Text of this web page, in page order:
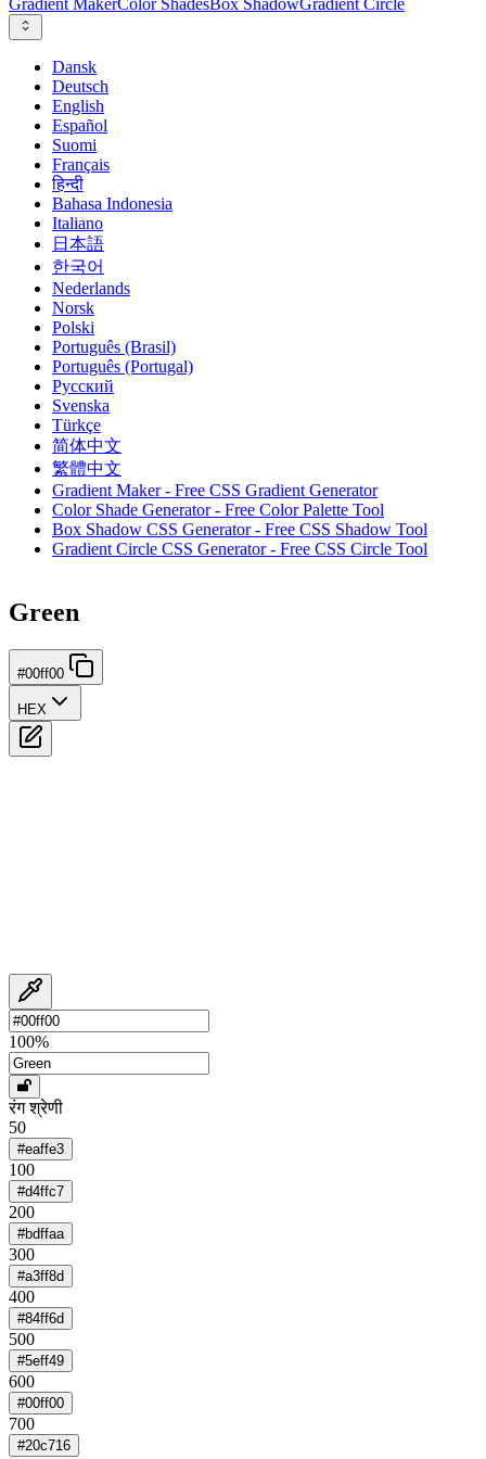
Gradient MakerColor ShadesBox ShadowGradient Circle
Dansk
Deutsch
English
Español
Suomi
Français
हिन्दी
Bahasa Indonesia
Italiano
日本語
한국어
Nederlands
Norsk
Polski
Português (Brasil)
Português (Portugal)
Русский
Svenska
Türkçe
简体中文
繁體中文
Gradient Maker - Free CSS Gradient Generator
Color Shade Generator - Free Color Palette Tool
Box Shadow CSS Generator - Free CSS Shadow Tool
Gradient Circle CSS Generator - Free CSS Circle Tool
Green
#00ff00
HEX
100%
रंग श्रेणी
50
#eaffe3
100
#d4ffc7
200
#bdffaa
300
#a3ff8d
400
#84ff6d
500
#5eff49
600
#00ff00
700
#20c716